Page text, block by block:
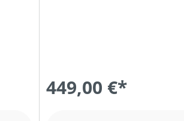
449,00 €*